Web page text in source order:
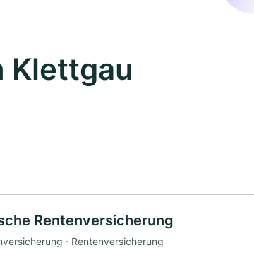
Klettgau
Rentenversicherung
· Rentenversicherung